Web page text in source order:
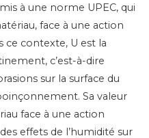
à une norme UPEC, qui
face à une action
ce contexte, U est la
c’est-à-dire
sur la surface du
Sa valeur
face à une action
effets de l’humidité sur